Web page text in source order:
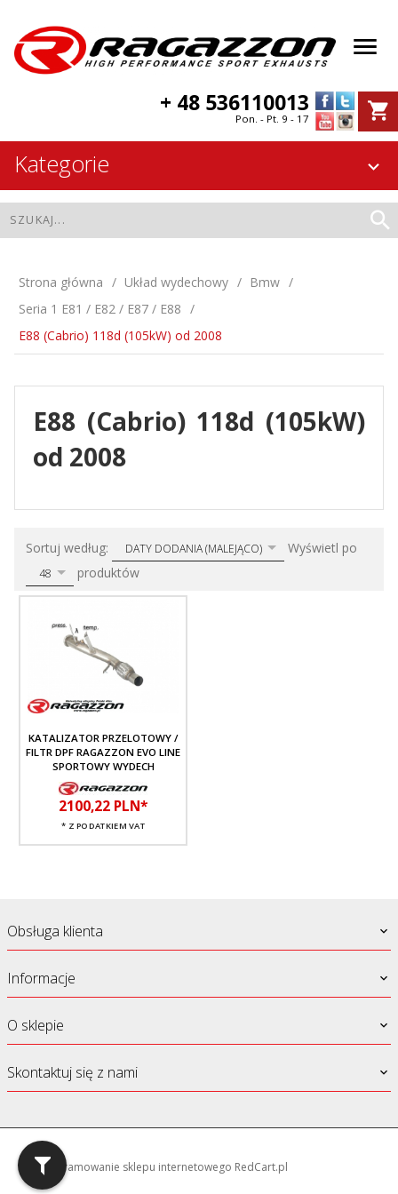
+ 48 536110013
Pon. - Pt. 9 - 17
Kategorie
Strona główna Układ wydechowy
Bmw
Seria 1 E81 / E82 / E87 / E88
E88 (Cabrio) 118d (105kW) od 2008
E88 (Cabrio) 118d (105kW)
od 2008
Sortuj według: sortDATY DODANIA (MALEJĄCO) Wyświetl po
48 produktów
KATALIZATOR PRZELOTOWY /
FILTR DPF RAGAZZON EVO LINE
SPORTOWY WYDECH
2100,22 PLN*
* Z PODATKIEM VAT
Obsługa klienta
Informacje
O sklepie
Skontaktuj się z nami
oprogramowanie sklepu internetowego RedCart.pl